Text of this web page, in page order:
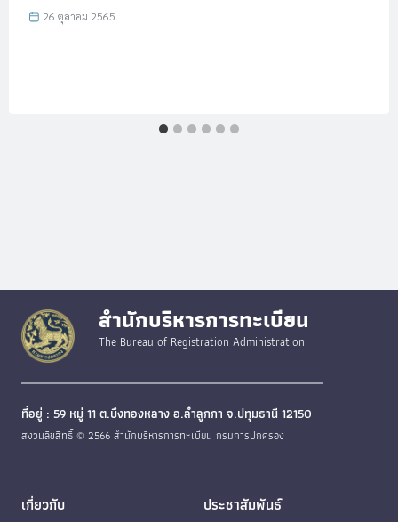
26 ตุลาคม 2565
สำนักบริหารการทะเบียน
The Bureau of Registration Administration
ที่อยู่ : 59 หมู่ 11 ต.บึงทองหลาง อ.ลำลูกกา จ.ปทุมธานี 12150
สงวนลิขสิทธิ์ © 2566 สำนักบริหารการทะเบียน กรมการปกครอง
เกี่ยวกับ
ประชาสัมพันธ์